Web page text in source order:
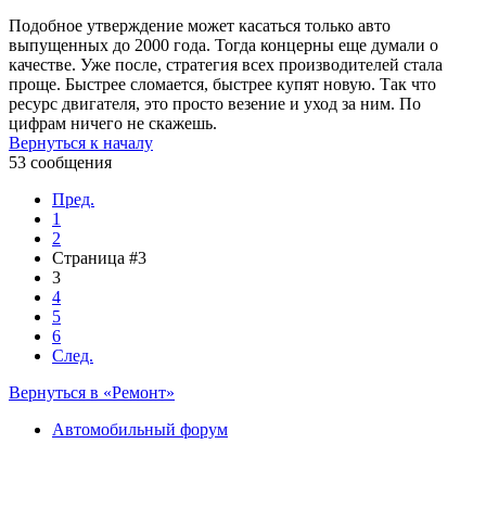
Подобное утверждение может касаться только авто
выпущенных до 2000 года. Тогда концерны еще думали о
качестве. Уже после, стратегия всех производителей стала
проще. Быстрее сломается, быстрее купят новую. Так что
ресурс двигателя, это просто везение и уход за ним. По
цифрам ничего не скажешь.
Вернуться к началу
53 сообщения
Пред.
1
2
Страница #3
3
4
5
6
След.
Вернуться в «Ремонт»
Автомобильный форум